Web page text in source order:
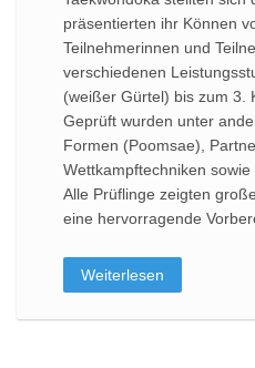
präsentierten ihr Können
Teilnehmerinnen und
verschiedenen
(weißer Gürtel) bis zum 3.
Geprüft wurden unter
Formen (Poomsae),
Wettkampftechniken sowie
Alle Prüflinge zeigten
eine hervorragende
Weiterlesen